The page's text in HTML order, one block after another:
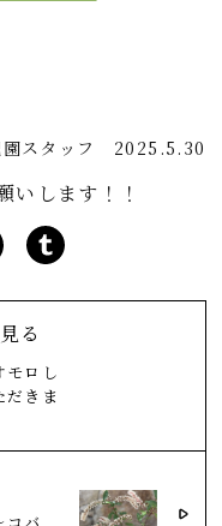
スタッフ 2025.5.30
いします！！
る
モロし
きま
コバ